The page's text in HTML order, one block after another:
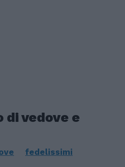
di vedove e
fedelissimi